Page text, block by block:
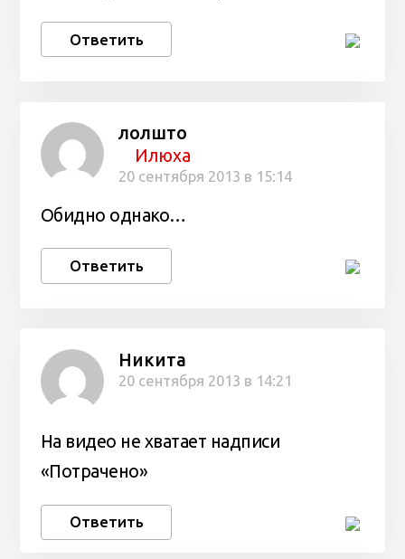
Ответить
лолшто
Илюха
20 сентября 2013 в 15:14
Обидно однако…
Ответить
Никита
20 сентября 2013 в 14:21
На видео не хватает надписи
«Потрачено»
Ответить